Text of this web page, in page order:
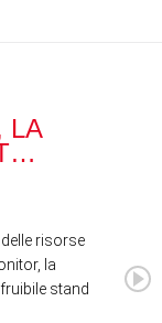
LA
risorse
la
stand